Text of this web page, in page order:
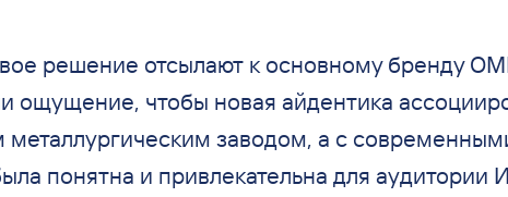
решение отсылают к основному бренду
ощущение, чтобы новая айдентика
металлургическим заводом, а с
понятна и привлекательна для аудитории